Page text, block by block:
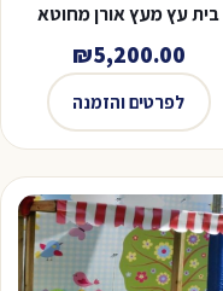
בית עץ מעץ אורן מחוטא
₪5,200.00
לפרטים והזמנה